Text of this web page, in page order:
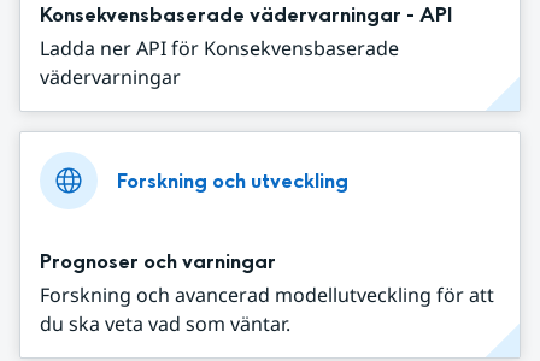
Konsekvensbaserade vädervarningar - API
Ladda ner API för Konsekvensbaserade
vädervarningar
Forskning och utveckling
Prognoser och varningar
Forskning och avancerad modellutveckling för att
du ska veta vad som väntar.